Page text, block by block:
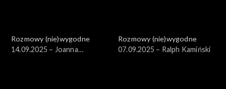
Rozmowy (nie)wygodne
14.09.2025 – Joanna
Rozmowy (nie)wygodne
07.09.2025 – Ralph Kamiński